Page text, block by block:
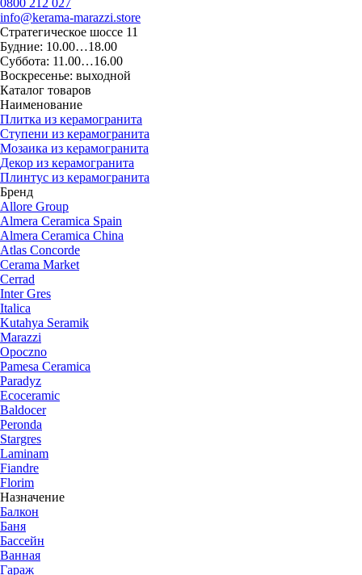
0800 212 027
info@kerama-marazzi.store
Стратегическое шоссе 11
Будние: 10.00…18.00
Суббота: 11.00…16.00
Воскресенье: выходной
Каталог товаров
Наименование
Плитка из керамогранита
Ступени из керамогранита
Мозаика из керамогранита
Декор из керамогранита
Плинтус из керамогранита
Бренд
Allore Group
Almera Ceramica Spain
Almera Ceramica China
Atlas Concorde
Cerama Market
Cerrad
Inter Gres
Italica
Kutahya Seramik
Marazzi
Opoczno
Pamesa Ceramica
Paradyz
Ecoceramic
Baldocer
Peronda
Stargres
Laminam
Fiandre
Florim
Назначение
Балкон
Баня
Бассейн
Ванная
Гараж